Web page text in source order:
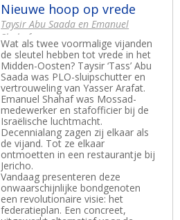
Nieuwe hoop op vrede
Taysir Abu Saada en Emanuel
Shahaf
Wat als twee voormalige vijanden
de sleutel hebben tot vrede in het
Midden-Oosten? Taysir ‘Tass’ Abu
Saada was PLO-sluipschutter en
vertrouweling van Yasser Arafat.
Emanuel Shahaf was Mossad-
medewerker en stafofficier bij de
Israëlische luchtmacht.
Decennialang zagen zij elkaar als
de vijand. Tot ze elkaar
ontmoetten in een restaurantje bij
Jericho.
Vandaag presenteren deze
onwaarschijnlijke bondgenoten
een revolutionaire visie: het
federatieplan. Een concreet,